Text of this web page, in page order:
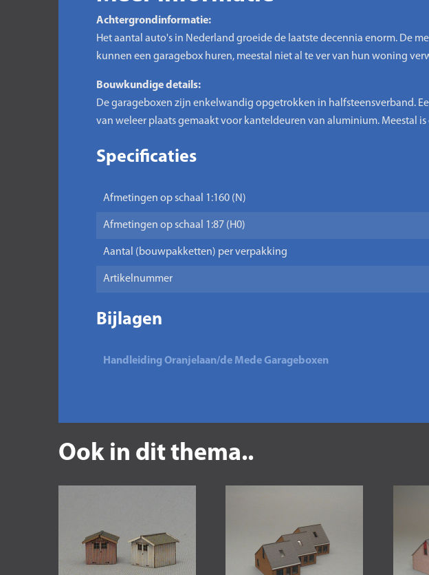
Achtergrondinformatie:
Het aantal auto's in Nederland groeide de laatste decennia enorm. De
kunnen een garagebox huren, meestal niet al te ver van hun woning
Bouwkundige details:
De garageboxen zijn enkelwandig opgetrokken in halfsteensverband.
van weleer plaats gemaakt voor kanteldeuren van aluminium. Meestal
Specificaties
Afmetingen op schaal 1:160 (N)
Afmetingen op schaal 1:87 (H0)
Aantal (bouwpakketten) per verpakking
Artikelnummer
Bijlagen
Handleiding Oranjelaan/de Mede Garageboxen
Ook in dit thema..